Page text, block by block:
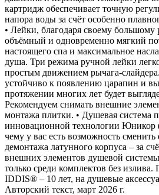
картридж обеспечивает точную
напора воды за счёт особенно
• Лейки, благодаря своему большому
объёмный и одновременно мягкий
настоящего спа и максимальное
душа. Три режима ручной лейки
простым движением рычага-
устойчиво к появлению царапин и
протяжении многих лет будет
Рекомендуем снимать внешние
монтажа плитки. • Душевая система
инновационной технологии Юникор
чему у вас есть возможность сменить
демонтажа латунного корпуса – за
внешних элементов душевой
только среди комплектов без излива.
IDDIS® – 10 лет, на душевые
Авторский текст, март 2026 г.